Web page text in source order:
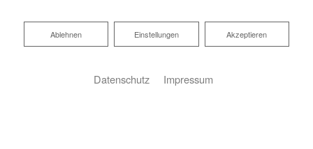
Akzeptieren
Einstellungen
Ablehnen
Ablehnen
Datenschutz Impressum